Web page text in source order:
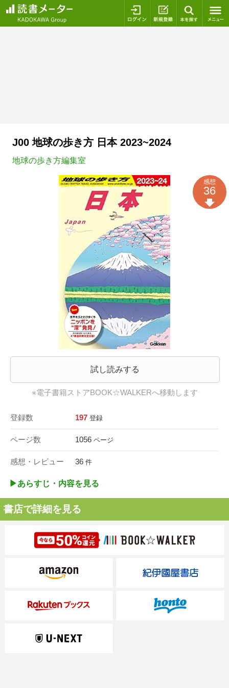
ログイン 新規登録
J00 地球の歩き方 日本 2023~2024
地球の歩き方編集室
試し読みする
※電子書籍ストアBOOK☆WALKERへ移動します
登録数 197 登録
ページ数 1056 ページ
感想・レビュー 36 件
感想
36
▶︎あらすじ・内容を見る
書店で詳細を見る